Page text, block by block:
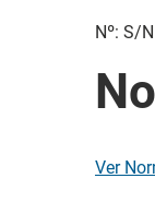
Nº: S/N
Ver